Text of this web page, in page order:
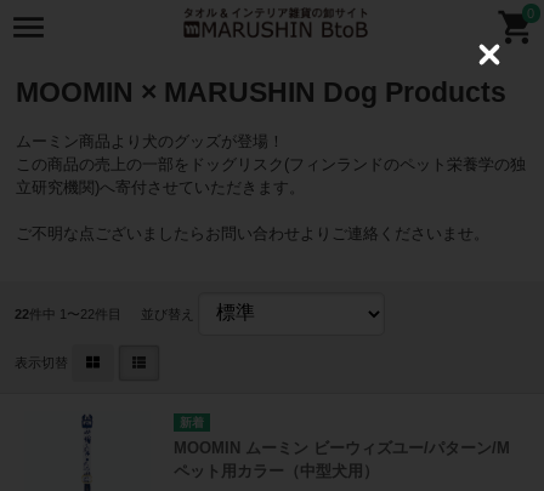
0
MOOMIN × MARUSHIN Dog Products
ムーミン商品より犬のグッズが登場！
この商品の売上の一部をドッグリスク(フィンランドのペット栄養学の独
立研究機関)へ寄付させていただきます。
ご不明な点ございましたらお問い合わせよりご連絡くださいませ。
22件中 1〜22件目 並び替え
表示切替
MOOMIN ムーミン ビーウィズユー/パターン/M
ペット用カラー（中型犬用）
C
o